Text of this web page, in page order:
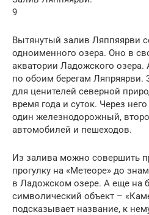
9
Вытянутый залив Ляппяярви
одноименного озера. Оно в
акватории Ладожского озера.
по обоим берегам Ляпряярви.
для ценителей северной
время года и суток. Через
один железнодорожный,
автомобилей и пешеходов.
Из залива можно совершить
прогулку на «Метеоре» до
в Ладожском озере. А еще на
символический объект –
подсказывает название, к